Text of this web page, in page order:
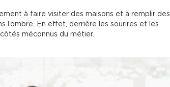
à faire visiter des maisons et à remplir des
l’ombre. En effet, derrière les sourires et les
méconnus du métier.